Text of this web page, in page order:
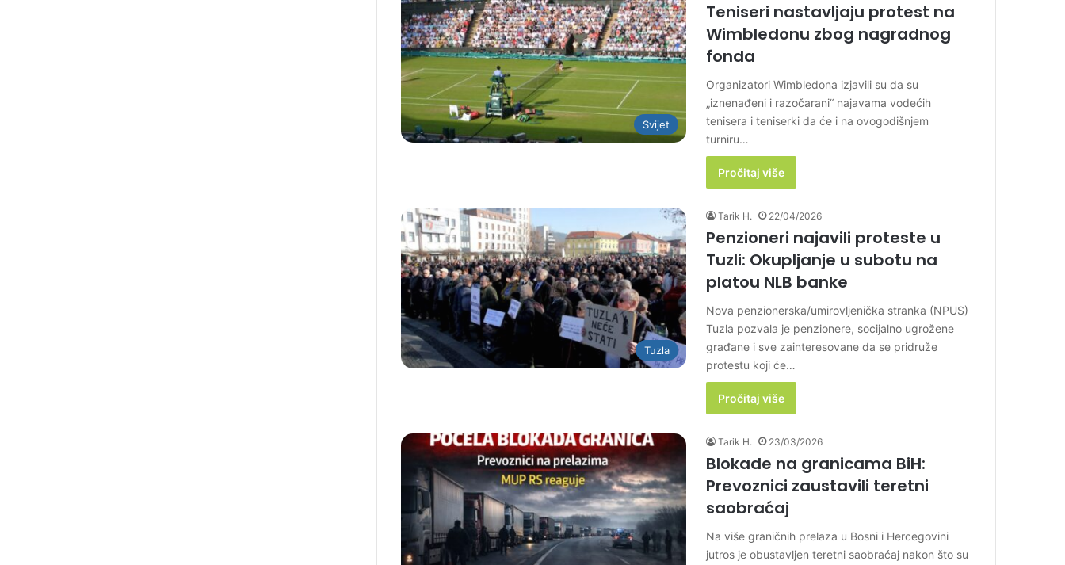
Svijet
Teniseri nastavljaju protest na
Wimbledonu zbog nagradnog
fonda
Organizatori Wimbledona izjavili su da su
„iznenađeni i razočarani“ najavama vodećih
tenisera i teniserki da će i na ovogodišnjem
turniru…
Pročitaj više
Tuzla
Tarik H. 22/04/2026
Penzioneri najavili proteste u
Tuzli: Okupljanje u subotu na
platou NLB banke
Nova penzionerska/umirovljenička stranka (NPUS)
Tuzla pozvala je penzionere, socijalno ugrožene
građane i sve zainteresovane da se pridruže
protestu koji će…
Pročitaj više
Tarik H. 23/03/2026
Blokade na granicama BiH:
Prevoznici zaustavili teretni
saobraćaj
Na više graničnih prelaza u Bosni i Hercegovini
jutros je obustavljen teretni saobraćaj nakon što su